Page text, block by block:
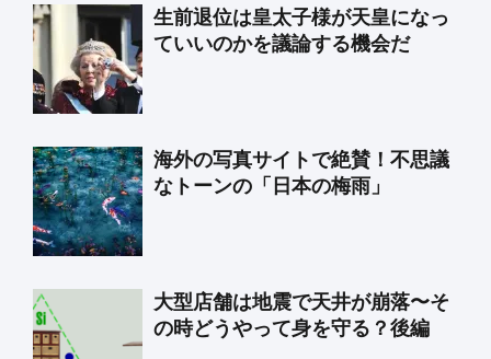
生前退位は皇太子様が天皇になっ
ていいのかを議論する機会だ
海外の写真サイトで絶賛！不思議
なトーンの「日本の梅雨」
大型店舗は地震で天井が崩落〜そ
の時どうやって身を守る？後編